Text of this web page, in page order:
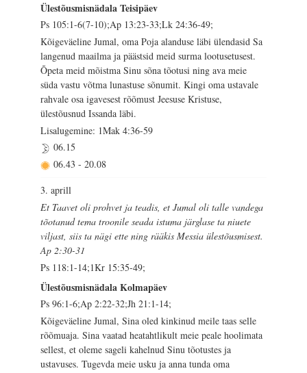
Ülestõusmisnädala Teisipäev
Ps 105:1-6(7-10);Ap 13:23-33;Lk 24:36-49;
Kõigeväeline Jumal, oma Poja alanduse läbi ülendasid Sa
langenud maailma ja päästsid meid surma lootusetusest.
Õpeta meid mõistma Sinu sõna tõotusi ning ava meie
süda vastu võtma lunastuse sõnumit. Kingi oma ustavale
rahvale osa igavesest rõõmust Jeesuse Kristuse,
ülestõusnud Issanda läbi.
Lisalugemine: 1Mak 4:36-59
06.15
06.43 - 20.08
3. aprill
Et Taavet oli prohvet ja teadis, et Jumal oli talle vandega
tõotanud tema troonile seada istuma järglase ta niuete
viljast, siis ta nägi ette ning rääkis Messia ülestõusmisest.
Ap 2:30-31
Ps 118:1-14;1Kr 15:35-49;
Ülestõusmisnädala Kolmapäev
Ps 96:1-6;Ap 2:22-32;Jh 21:1-14;
Kõigeväeline Jumal, Sina oled kinkinud meile taas selle
rõõmuaja. Sina vaatad heatahtlikult meie peale hoolimata
sellest, et oleme sageli kahelnud Sinu tõotustes ja
ustavuses. Tugevda meie usku ja anna tunda oma